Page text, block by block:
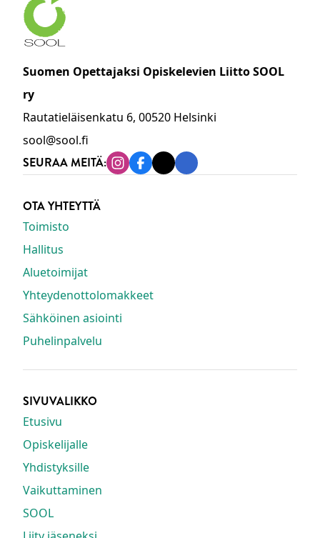
Suomen Opettajaksi Opiskelevien Liitto SOOL
ry
Rautatieläisenkatu 6, 00520 Helsinki
sool@sool.fi
SEURAA MEITÄ: Instagram
Facebook
TiktokLinkedin
OTA YHTEYTTÄ
Toimisto
Hallitus
Aluetoimijat
Yhteydenottolomakkeet
Sähköinen asiointi
Puhelinpalvelu
SIVUVALIKKO
Etusivu
Opiskelijalle
Yhdistyksille
Vaikuttaminen
SOOL